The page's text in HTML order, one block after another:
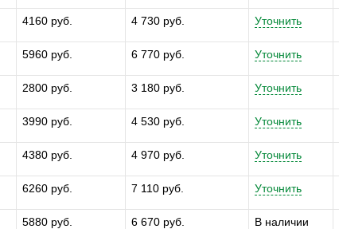
4160 руб. 4 730 руб. Уточнить
5960 руб. 6 770 руб. Уточнить
2800 руб. 3 180 руб. Уточнить
3990 руб. 4 530 руб. Уточнить
4380 руб. 4 970 руб. Уточнить
6260 руб. 7 110 руб. Уточнить
5880 руб. 6 670 руб. В наличии